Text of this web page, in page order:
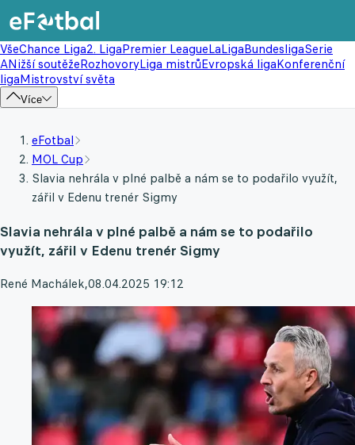
VšeChance Liga2. LigaPremier LeagueLaLigaBundesligaSerie
ANižší soutěžeRozhovoryLiga mistrůEvropská ligaKonferenční
ligaMistrovství světa
Více
eFotbal
MOL Cup
Slavia nehrála v plné palbě a nám se to podařilo využít,
zářil v Edenu trenér Sigmy
Slavia nehrála v plné palbě a nám se to podařilo
využít, zářil v Edenu trenér Sigmy
René Machálek,08.04.2025 19:12